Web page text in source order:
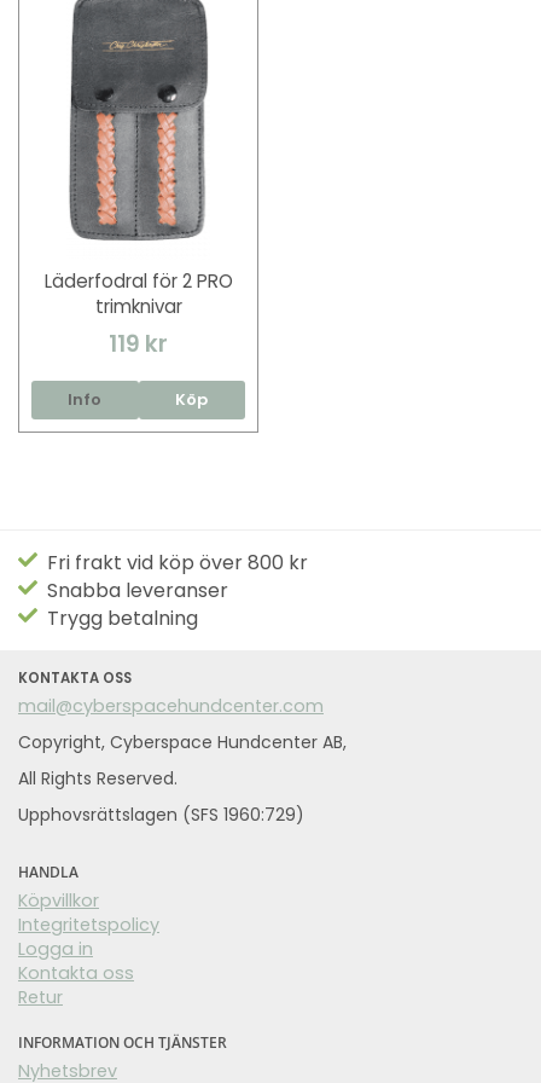
Läderfodral för 2 PRO
trimknivar
119 kr
Info Köp
Fri frakt vid köp över 800 kr
Snabba leveranser
Trygg betalning
KONTAKTA OSS
mail@cyberspacehundcenter.com
Copyright, Cyberspace Hundcenter AB,
All Rights Reserved.
Upphovsrättslagen (SFS 1960:729)
HANDLA
Köpvillkor
Integritetspolicy
Logga in
Kontakta oss
Retur
INFORMATION OCH TJÄNSTER
Nyhetsbrev